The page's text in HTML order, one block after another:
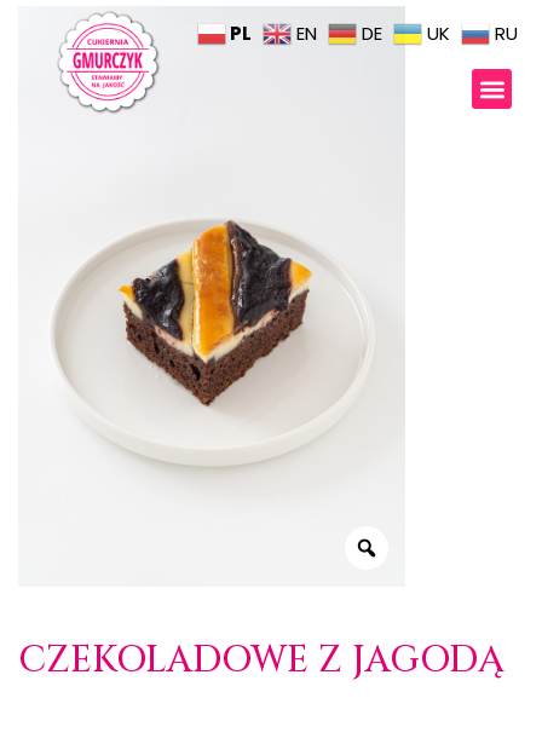
CZEKOLADOWE Z JAGODĄ
PL EN DE UK RU